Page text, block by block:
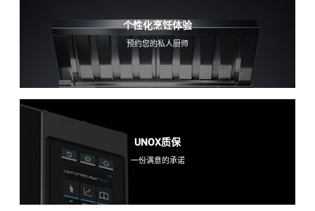
个性化烹饪体验
预约您的私人厨师
UNOX质保
一份满意的承诺